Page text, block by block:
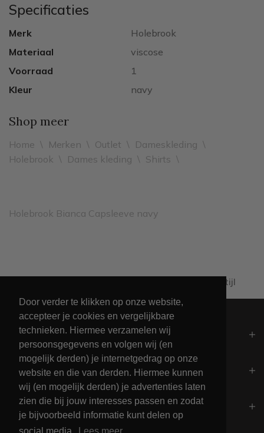
Door verder te klikken op onze website,
accepteer je cookies en vergelijkbare
technieken. Hiermee verzamelen wij
persoonsgegevens en volgen wij (en
mogelijk derden) je internetgedrag op onze
website en die van derden. Hiermee kunnen
wij (en mogelijk derden) je advertenties laten
zien die bij jouw interesses passen en zodat
je bijvoorbeeld informatie kunt delen op
Specificaties
Merk
Holebrook
Materiaal
viscose
Voorraad
1
Kleur
navy
Shop meer
Home \ Merken \ Outlet \ Dameskleding \
Holebrook \ Dames kleding \ Shirts \
Holebrook Bianca Capsleeve navy
Unieke collectie
Algemeen
Contact
Openingstijden